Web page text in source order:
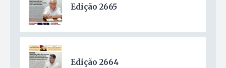
Edição 2665
Edição 2664